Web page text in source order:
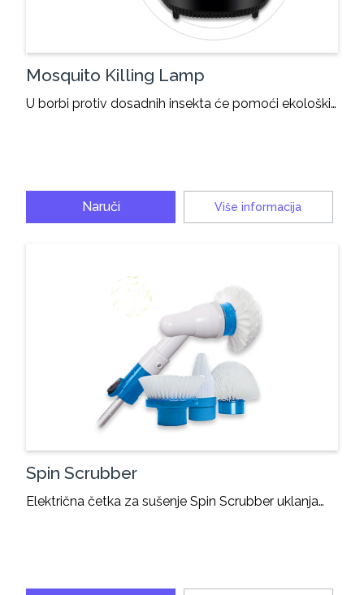
Mosquito Killing Lamp
U borbi protiv dosadnih insekta će pomoći ekološki…
Naruči Više informacija
Spin Scrubber
Električna četka za sušenje Spin Scrubber uklanja…